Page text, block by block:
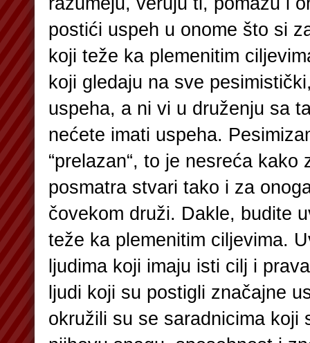
postići uspeh u onome što si
koji teže ka plemenitim
koji gledaju na sve
uspeha, a ni vi u druženju sa
nećete imati uspeha.
“prelazan“, to je nesreća kako
posmatra stvari tako i za
čovekom druži. Dakle, budite
teže ka plemenitim ciljevima.
ljudima koji imaju isti cilj i
ljudi koji su postigli značajne
okružili su se saradnicima koji